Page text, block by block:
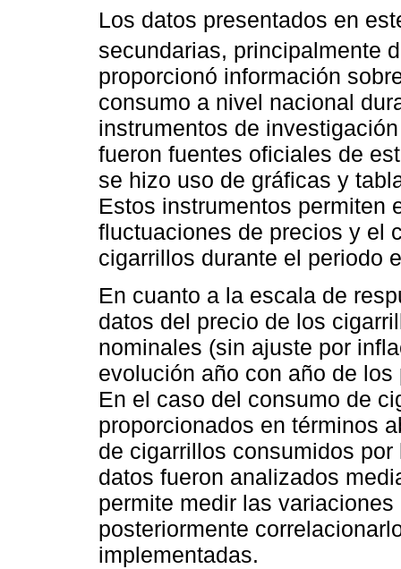
Los datos presentados en
secundarias, principalmente
proporcionó información
consumo a nivel nacional
instrumentos de
fueron fuentes oficiales de
se hizo uso de gráficas y
Estos instrumentos permiten
fluctuaciones de precios y el
cigarrillos durante el periodo
En cuanto a la escala de
datos del precio de los
nominales (sin ajuste por
evolución año con año de
En el caso del consumo de
proporcionados en términos
de cigarrillos consumidos
datos fueron analizados
permite medir las
posteriormente
implementadas.